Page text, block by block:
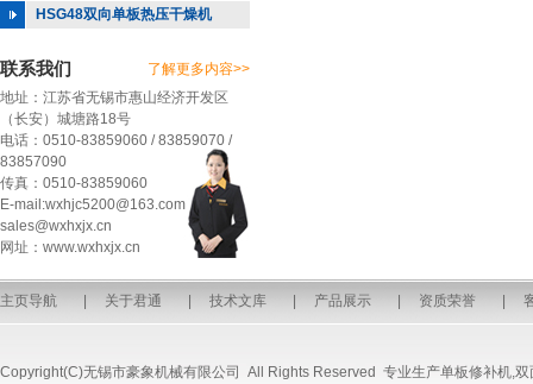
HSG48双向单板热压干燥机
联系我们
了解更多内容>>
地址：江苏省无锡市惠山经济开发区
（长安）城塘路18号
电话：0510-83859060 / 83859070 /
83857090
传真：0510-83859060
E-mail:wxhjc5200@163.com
sales@wxhxjx.cn
网址：www.wxhxjx.cn
主页导航 关于君通 技术文库 产品展示 资质荣誉
Copyright(C)无锡市豪象机械有限公司 All Rights Reserved 专业生产单板修补机,双